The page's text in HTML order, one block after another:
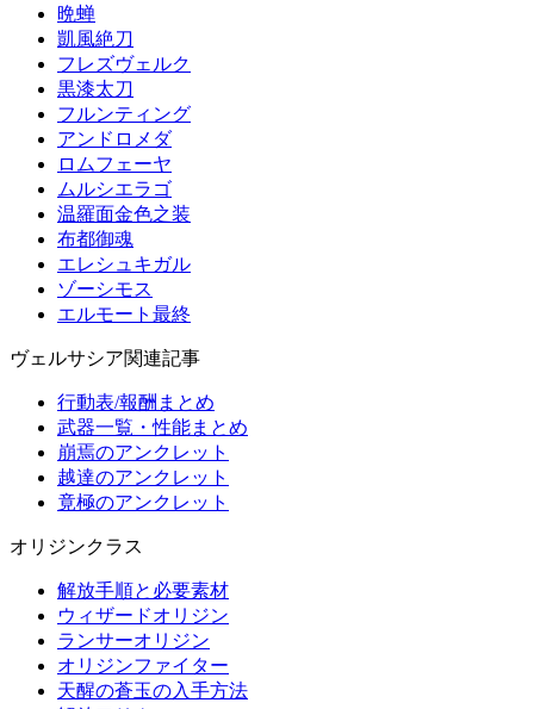
晩蝉
凱風絶刀
フレズヴェルク
黒漆太刀
フルンティング
アンドロメダ
ロムフェーヤ
ムルシエラゴ
温羅面金色之装
布都御魂
エレシュキガル
ゾーシモス
エルモート最終
ヴェルサシア関連記事
行動表/報酬まとめ
武器一覧・性能まとめ
崩焉のアンクレット
越達のアンクレット
竟極のアンクレット
オリジンクラス
解放手順と必要素材
ウィザードオリジン
ランサーオリジン
オリジンファイター
天醒の蒼玉の入手方法